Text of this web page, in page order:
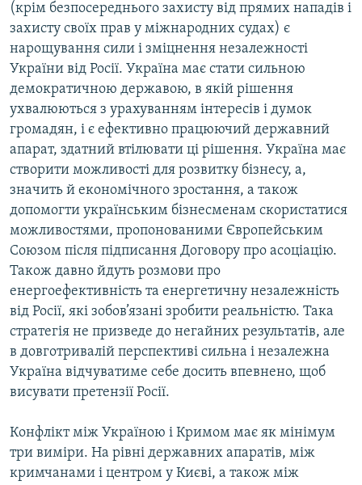
(крім безпосереднього захисту від прямих нападів і
захисту своїх прав у міжнародних судах) є
нарощування сили і зміцнення незалежності
України від Росії. Україна має стати сильною
демократичною державою, в якій рішення
ухвалюються з урахуванням інтересів і думок
громадян, і є ефективно працюючий державний
апарат, здатний втілювати ці рішення. Україна має
створити можливості для розвитку бізнесу, а,
значить й економічного зростання, а також
допомогти українським бізнесменам скористатися
можливостями, пропонованими Європейським
Союзом після підписання Договору про асоціацію.
Також давно йдуть розмови про
енергоефективність та енергетичну незалежність
від Росії, які зобов’язані зробити реальністю. Така
стратегія не призведе до негайних результатів, але
в довготривалій перспективі сильна і незалежна
Україна відчуватиме себе досить впевнено, щоб
висувати претензії Росії.
Конфлікт між Україною і Кримом має як мінімум
три виміри. На рівні державних апаратів, між
кримчанами і центром у Києві, а також між